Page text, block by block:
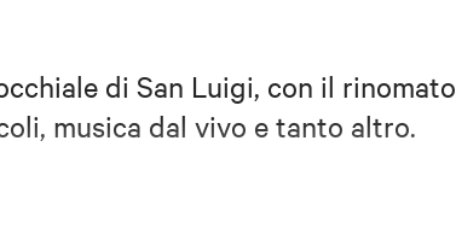
di San Luigi, con il rinomato
musica dal vivo e tanto altro.